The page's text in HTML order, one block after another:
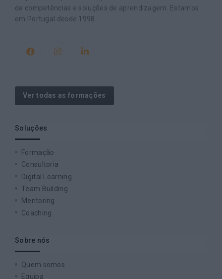
de competências e soluções de aprendizagem. Estamos
em Portugal desde 1998.
Ver todas as formações
Soluções
Formação
Consultoria
Digital Learning
Team Building
Mentoring
Coaching
Sobre nós
Quem somos
Equipa